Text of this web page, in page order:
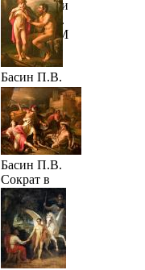
«Илиады» и
«Одиссеи».
1820-е. ГРМ
Басин П.В.
Фавн Марсий
учит юношу
Олимпия игре
на свирели.
1821. ГРМ
Басин П.В.
Сократ в
битве при
Потидее
защищает
Алкивиада.
1828